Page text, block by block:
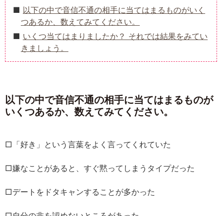
以下の中で音信不通の相手に当てはまるものがいく
つあるか、数えてみてください。
いくつ当てはまりましたか？ それでは結果をみてい
きましょう。
以下の中で音信不通の相手に当てはまるものが
いくつあるか、数えてみてください。
□「好き」という言葉をよく言ってくれていた
□嫌なことがあると、すぐ黙ってしまうタイプだった
□デートをドタキャンすることが多かった